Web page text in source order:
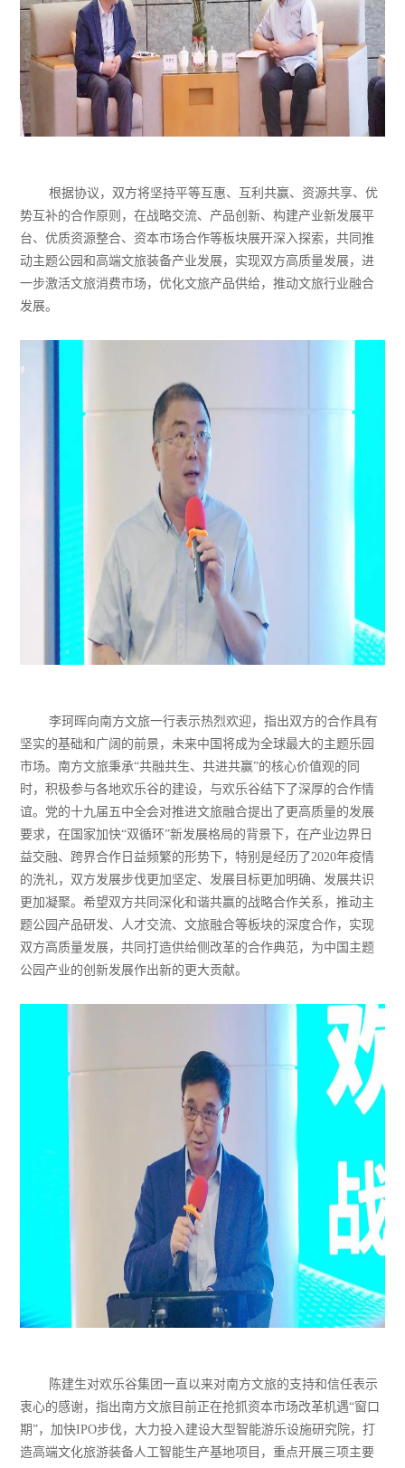
根据协议，双方将坚持平等互惠、互利共赢、资源共享、优
势互补的合作原则，在战略交流、产品创新、构建产业新发展平
台、优质资源整合、资本市场合作等板块展开深入探索，共同推
动主题公园和高端文旅装备产业发展，实现双方高质量发展，进
一步激活文旅消费市场，优化文旅产品供给，推动文旅行业融合
发展。
李珂晖向南方文旅一行表示热烈欢迎，指出双方的合作具有
坚实的基础和广阔的前景，未来中国将成为全球最大的主题乐园
市场。南方文旅秉承“共融共生、共进共赢”的核心价值观的同
时，积极参与各地欢乐谷的建设，与欢乐谷结下了深厚的合作情
谊。党的十九届五中全会对推进文旅融合提出了更高质量的发展
要求，在国家加快“双循环”新发展格局的背景下，在产业边界日
益交融、跨界合作日益频繁的形势下，特别是经历了2020年疫情
的洗礼，双方发展步伐更加坚定、发展目标更加明确、发展共识
更加凝聚。希望双方共同深化和谐共赢的战略合作关系，推动主
题公园产品研发、人才交流、文旅融合等板块的深度合作，实现
双方高质量发展，共同打造供给侧改革的合作典范，为中国主题
公园产业的创新发展作出新的更大贡献。
陈建生对欢乐谷集团一直以来对南方文旅的支持和信任表示
衷心的感谢，指出南方文旅目前正在抢抓资本市场改革机遇“窗口
期”，加快IPO步伐，大力投入建设大型智能游乐设施研究院，打
造高端文化旅游装备人工智能生产基地项目，重点开展三项主要